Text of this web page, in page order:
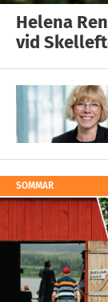
Helena
vid
SOMMAR